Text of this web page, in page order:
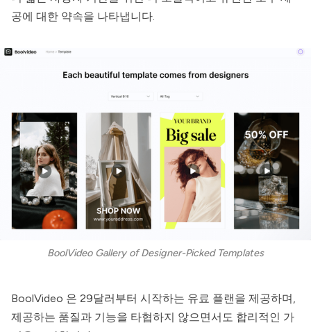
공에 대한 약속을 나타냅니다.
BoolVideo Gallery of Designer-Picked Templates
BoolVideo 은 29달러부터 시작하는 유료 플랜을 제공하며,
제공하는 품질과 기능을 타협하지 않으면서도 합리적인 가